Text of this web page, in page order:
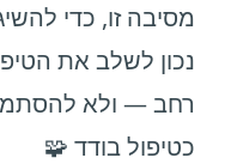
מסיבה זו, כדי
נכון לשלב את
רחב — ולא
כטיפול בודד 🧩